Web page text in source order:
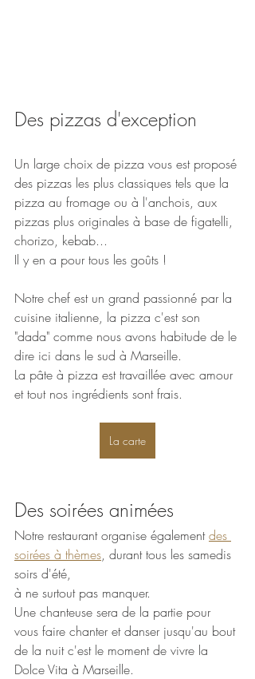
Des pizzas d'exception
Un large choix de pizza vous est proposé
des pizzas les plus classiques tels que la
pizza au fromage ou à l'anchois, aux
pizzas plus originales à base de figatelli,
chorizo, kebab...
Il y en a pour tous les goûts !
Notre chef est un grand passionné par la
cuisine italienne, la pizza c'est son
"dada" comme nous avons habitude de le
dire ici dans le sud à Marseille.
La pâte à pizza est travaillée avec amour
et tout nos ingrédients sont frais.
La carte
Des soirées animées
Notre restaurant organise également des
soirées à thèmes, durant tous les samedis
soirs d'été,
à ne surtout pas manquer.
Une chanteuse sera de la partie pour
vous faire chanter et danser jusqu'au bout
de la nuit c'est le moment de vivre la
Dolce Vita à Marseille.